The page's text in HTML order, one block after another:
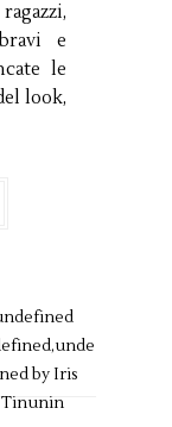
e
le
look,
unde
byIris
Tinunin